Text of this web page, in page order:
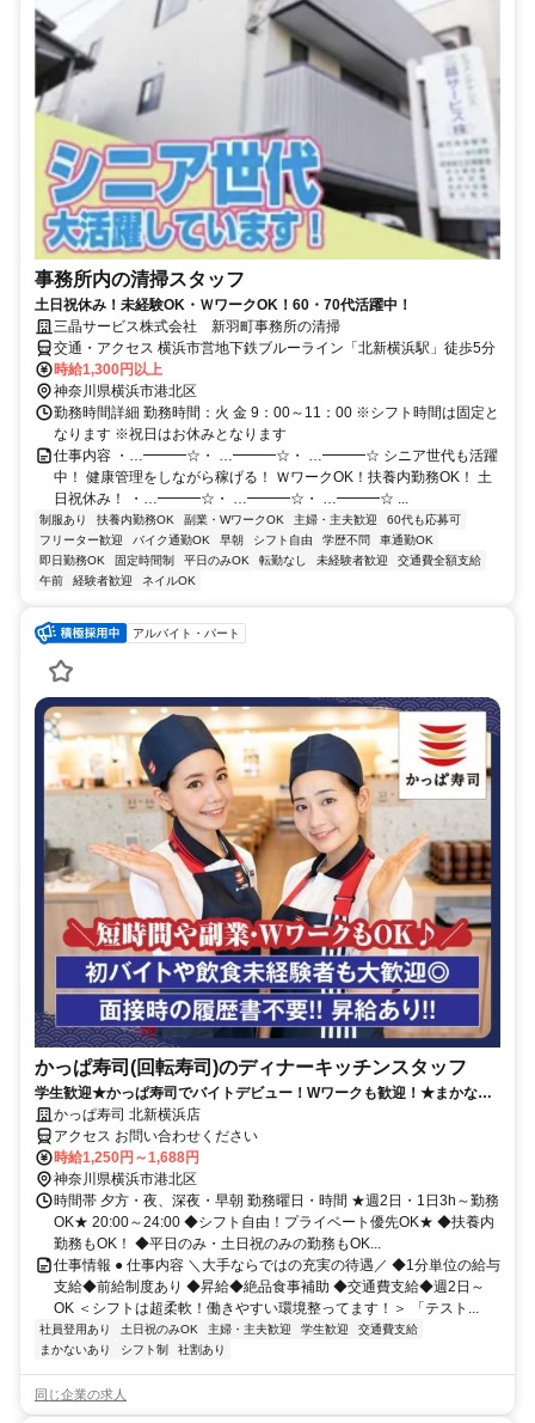
事務所内の清掃スタッフ
土日祝休み！未経験OK・ＷワークOK！60・70代活躍中！
三晶サービス株式会社 新羽町事務所の清掃
交通・アクセス 横浜市営地下鉄ブルーライン「北新横浜駅」徒歩5分
時給1,300円以上
神奈川県横浜市港北区
勤務時間詳細 勤務時間：火 金 9：00～11：00 ※シフト時間は固定と
なります ※祝日はお休みとなります
仕事内容 ・…━━━☆・ …━━━☆・ …━━━☆ シニア世代も活躍
中！ 健康管理をしながら稼げる！ ＷワークOK！扶養内勤務OK！ 土
日祝休み！ ・…━━━☆・ …━━━☆・ …━━━☆ ...
制服あり 扶養内勤務OK 副業・WワークOK 主婦・主夫歓迎
60代も応募可
フリーター歓迎
バイク通勤OK 早朝 シフト自由 学歴不問
車通勤OK
即日勤務OK
固定時間制 平日のみOK 転勤なし 未経験者歓迎
交通費全額支給
午前
経験者歓迎 ネイルOK
アルバイト・パート
かっぱ寿司(回転寿司)のディナーキッチンスタッフ
学生歓迎★かっぱ寿司でバイトデビュー！Wワークも歓迎！★まかない
有★短時間OK★履歴書不要
かっぱ寿司 北新横浜店
アクセス お問い合わせください
時給1,250円～1,688円
神奈川県横浜市港北区
時間帯 夕方・夜、深夜・早朝 勤務曜日・時間 ★週2日・1日3h～勤務
OK★ 20:00～24:00 ◆シフト自由！プライベート優先OK★ ◆扶養内
勤務もOK！ ◆平日のみ・土日祝のみの勤務もOK...
仕事情報 ● 仕事内容 ＼大手ならではの充実の待遇／ ◆1分単位の給与
支給◆前給制度あり ◆昇給◆絶品食事補助 ◆交通費支給◆週2日～
OK ＜シフトは超柔軟！働きやすい環境整ってます！＞ 「テスト...
社員登用あり 土日祝のみOK 主婦・主夫歓迎 学生歓迎
交通費支給
まかないあり
シフト制 社割あり
同じ企業の求人